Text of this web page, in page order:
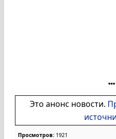
Это анонс новости.
Просмотров: 1921